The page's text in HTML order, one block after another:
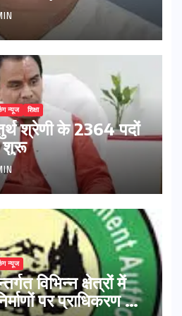
न्यूज शिक्षा
श्रेणी के 2364 पदों
शुरू
न्यूज
विभिन्न क्षेत्रों में
पर प्राधिकरण की